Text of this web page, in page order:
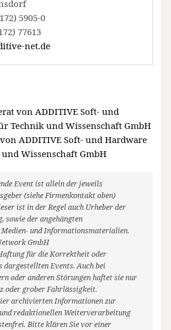
5905-0
77613
net.de
von ADDITIVE Soft- und
Technik und Wissenschaft GmbH
ADDITIVE Soft- und Hardware
Wissenschaft GmbH
Event ist allein der jeweils
(siehe Firmenkontakt oben)
ist in der Regel auch Urheber der
sowie der angehängten
Medien- und Informationsmaterialien.
GmbH
für die Korrektheit oder
dargestellten Events. Auch bei
oder anderen Störungen haftet sie nur
oder grober Fahrlässigkeit.
archivierten Informationen zur
redaktionellen Weiterverarbeitung
Bitte klären Sie vor einer